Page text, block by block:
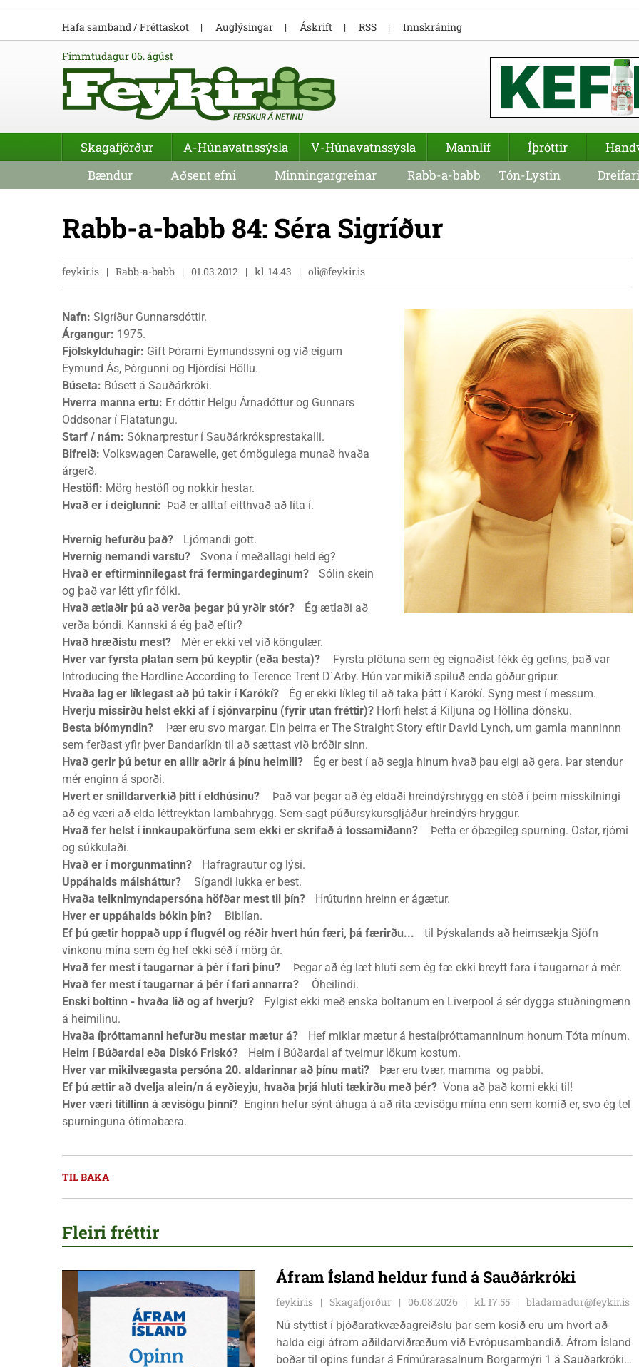
fimmtudagur 06. ágúst
Rabb-a-babb 84: Séra Sigríður
feykir.is Rabb-a-babb 01.03.2012 kl. 14.43 oli@feykir.is
Nafn: Sigríður Gunnarsdóttir.
Árgangur: 1975.
Fjölskylduhagir: Gift Þórarni Eymundssyni og við eigum
Eymund Ás, Þórgunni og Hjördísi Höllu.
Búseta: Búsett á Sauðárkróki.
Hverra manna ertu: Er dóttir Helgu Árnadóttur og Gunnars
Oddsonar í Flatatungu.
Starf / nám: Sóknarprestur í Sauðárkróksprestakalli.
Bifreið: Volkswagen Carawelle, get ómögulega munað hvaða
árgerð.
Hestöfl: Mörg hestöfl og nokkir hestar.
Hvað er í deiglunni: Það er alltaf eitthvað að líta í.
Hvernig hefurðu það? Ljómandi gott.
Hvernig nemandi varstu? Svona í meðallagi held ég?
Hvað er eftirminnilegast frá fermingardeginum?
Sólin skein
og það var létt yfir fólki.
Hvað ætlaðir þú að verða þegar þú yrðir stór? Ég ætlaði að
verða bóndi. Kannski á ég það eftir?
Hvað hræðistu mest? Mér er ekki vel við köngulær.
Hver var fyrsta platan sem þú keyptir (eða besta)? Fyrsta plötuna sem ég eignaðist fékk ég gefins, það var
Introducing the Hardline According to Terence Trent D´Arby. Hún var mikið spiluð enda góður gripur.
Hvaða lag er líklegast að þú takir í Karókí? Ég er ekki líkleg til að taka þátt í Karókí. Syng mest í messum.
Hverju missirðu helst ekki af í sjónvarpinu (fyrir utan fréttir)? Horfi helst á Kiljuna og Höllina dönsku.
Besta bíómyndin? Þær eru svo margar. Ein þeirra er The Straight Story eftir David Lynch, um gamla manninnn
sem ferðast yfir þver Bandaríkin til að sættast við bróðir sinn.
Hvað gerir þú betur en allir aðrir á þínu heimili? Ég er best í að segja hinum hvað þau eigi að gera. Þar stendur
mér enginn á sporði.
Hvert er snilldarverkið þitt í eldhúsinu? Það var þegar að ég eldaði hreindýrshrygg en stóð í þeim misskilningi
að ég væri að elda léttreyktan lambahrygg. Sem-sagt púðursykursgljáður hreindýrs-hryggur.
Hvað fer helst í innkaupakörfuna sem ekki er skrifað á tossamiðann? Þetta er óþægileg spurning. Ostar, rjómi
og súkkulaði.
Hvað er í morgunmatinn?
Hafragrautur og lýsi.
Uppáhalds málsháttur? Sígandi lukka er best.
Hvaða teiknimyndapersóna höfðar mest til þín? Hrúturinn hreinn er ágætur.
Hver er uppáhalds bókin þín? Biblían.
Ef þú gætir hoppað upp í flugvél og réðir hvert hún færi, þá færirðu... til Þýskalands að heimsækja Sjöfn
vinkonu mína sem ég hef ekki séð í mörg ár.
Hvað fer mest í taugarnar á þér í fari þínu? Þegar að ég læt hluti sem ég fæ ekki breytt fara í taugarnar á mér.
Hvað fer mest í taugarnar á þér í fari annarra? Óheilindi.
Enski boltinn - hvaða lið og af hverju? Fylgist ekki með enska boltanum en Liverpool á sér dygga stuðningmenn
á heimilinu.
Hvaða íþróttamanni hefurðu mestar mætur á? Hef miklar mætur á hestaíþróttamanninum honum Tóta mínum.
Heim í Búðardal eða Diskó Friskó? Heim í Búðardal af tveimur lökum kostum.
Hver var mikilvægasta persóna 20. aldarinnar að þínu mati? Þær eru tvær, mamma og pabbi.
Ef þú ættir að dvelja alein/n á eyðieyju, hvaða þrjá hluti tækirðu með þér? Vona að það komi ekki til!
Hver væri titillinn á ævisögu þinni? Enginn hefur sýnt áhuga á að rita ævisögu mína enn sem komið er, svo ég tel
spurninguna ótímabæra.
TIL BAKA
Fleiri fréttir
Áfram Ísland heldur fund á Sauðárkróki
feykir.is Skagafjörður 06.08.2026 kl. 17.55
bladamadur@feykir.is
Nú styttist í þjóðaratkvæðagreiðslu þar sem kosið eru um hvort að
halda eigi áfram aðildarviðræðum við Evrópusambandið. Áfram Ísland
boðar til opins fundar á Frímúrarasalnum Borgarmýri 1 á Sauðarkróki,
Hafa samband / Fréttaskot Auglýsingar Áskrift RSS Innskráning
Skagafjörður A-Húnavatnssýsla V-Húnavatnssýsla Mannlíf Íþróttir
Bændur
Aðsent efni Minningargreinar Rabb-a-babb Tón-Lystin